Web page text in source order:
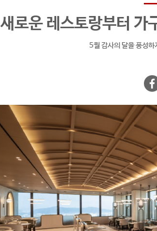
새로운 레스토랑부터 가
5월 감사의 달을 풍성